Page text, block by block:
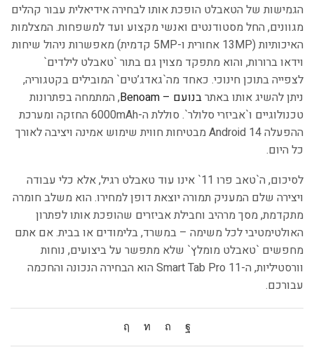
הגמישות של הטאבלט הופכת אותו לבחירה אידיאלית עבור קהלים
מגוונים, החל מסטודנטים ואנשי מקצוע ועד למשפחות. המצלמות
האיכותיות (13MP אחורית ו-5MP קדמית) מאפשרות ניהול שיחות
וידאו ברורות, והוא מתפקד מצוין גם בתור `טאבלט לילדים`
לצפייה בתוכן חינוכי. כאחד מה`גאדג’טים` המובילים בקטגוריה,
ניתן להשיג אותו באתרבנועם – Benoam
, המתמחה בפתרונות
טכנולוגיים ו`אביזרי סלולר`. סוללת ה-6000mAh החזקה ומערכת
ההפעלה Android 14 מבטיחות חווית שימוש אמינה ויציבה לאורך
כל היום.
לסיכום, ה`טאב פרו 11` אינו עוד טאבלט רגיל, אלא כלי עבודה
ויצירה שלם המעניק תמורה יוצאת דופן למחירו. הוא משלב חומרה
מתקדמת, מסך מרהיב וחבילת אביזרים שהופכת אותו לפתרון
האולטימטיבי לכל משימה – במשרד, בלימודים או בבית. אם אתם
מחפשים `טאבלט מומלץ` שלא מתפשר על ביצועים, נוחות
וורסטיליות, ה-Smart Tab Pro 11 הוא הבחירה הנכונה והחכמה
עבורכם.